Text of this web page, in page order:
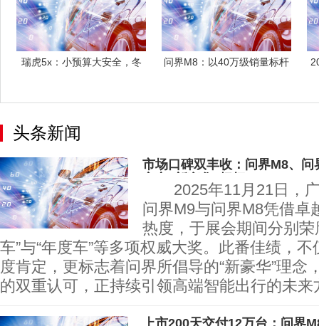
瑞虎5x：小预算大安全，冬
问界M8：以40万级销量标杆
头条新闻
市场口碑双丰收：问界M8、
定义"新豪华"标杆
2025年11月21日，广
问界M9与问界M8凭借卓
热度，于展会期间分别荣
车”与“年度车”等多项权威大奖。此番佳绩，
度肯定，更标志着问界所倡导的“新豪华”理念
的双重认可，正持续引领高端智能出行的
上市200天交付12万台：问界